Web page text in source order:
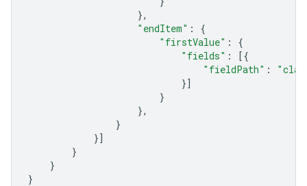
},
"endItem" :
{
"firstValue" :
{
"fields" :
[{
"fieldPath" :
}]
}
},
}
}]
}
}
}